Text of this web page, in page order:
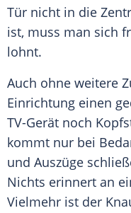
Tür nicht in die
ist, muss man sich
lohnt.
Auch ohne weitere
Einrichtung einen
TV-Gerät noch
kommt nur bei
und Auszüge
Nichts erinnert an
Vielmehr ist der